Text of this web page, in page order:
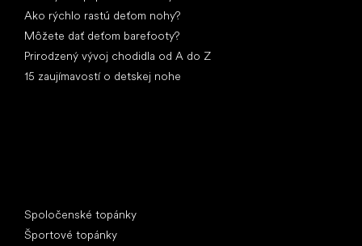
Ako rýchlo rastú deťom nohy?
Môžete dať deťom barefooty?
Prirodzený vývoj chodidla od A do Z
15 zaujímavostí o detskej nohe
Spoločenské topánky
Športové topánky